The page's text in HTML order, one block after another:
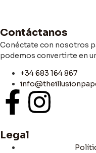
Contáctanos
Conéctate con nosotros
podemos convertirte en
+34 683 164 867
Legal